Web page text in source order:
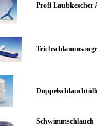
Profi Laubkescher
Schwimmschlauch